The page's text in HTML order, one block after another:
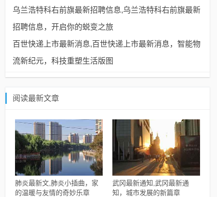
乌兰浩特科右前旗最新招聘信息,乌兰浩特科右前旗最新
招聘信息，开启你的蜕变之旅
百世快递上市最新消息,百世快递上市最新消息，智能物
流新纪元，科技重塑生活版图
阅读最新文章
肺炎最新文,肺炎小插曲，家
的温暖与友情的奇妙乐章
武冈最新通知,武冈最新通
知，城市发展的新篇章